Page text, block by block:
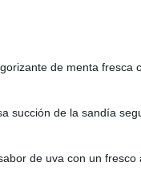
de menta
succión de la sandía
de uva con un